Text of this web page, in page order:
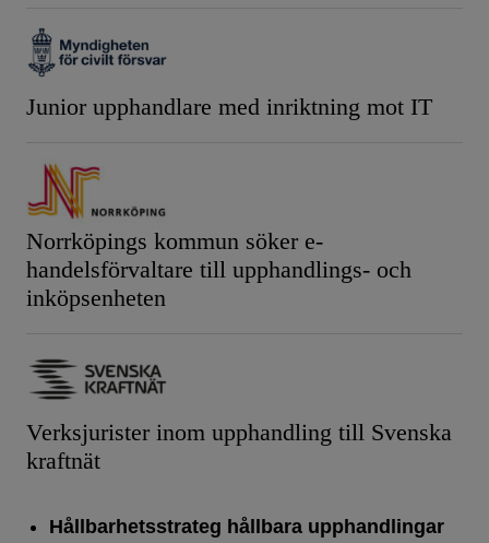
Junior upphandlare med inriktning mot IT
Norrköpings kommun söker e-
handelsförvaltare till upphandlings- och
inköpsenheten
Verksjurister inom upphandling till Svenska
kraftnät
Hållbarhetsstrateg hållbara upphandlingar